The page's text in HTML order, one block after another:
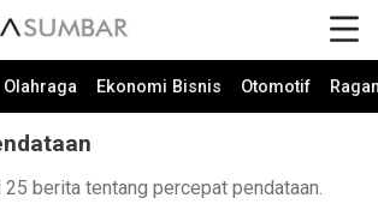
Olahraga Ekonomi Bisnis Otomotif
25 berita tentang percepat pendataan.